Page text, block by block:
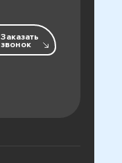
Заказать
звонок